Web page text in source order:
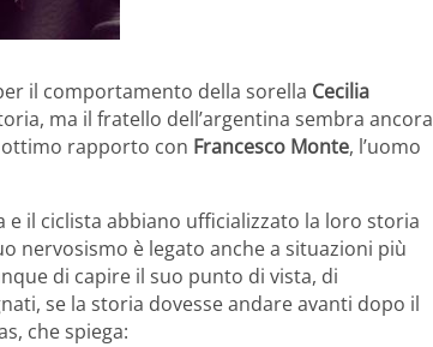
il comportamento della sorella Cecilia
ma il fratello dell’argentina sembra ancora
rapporto con Francesco Monte, l’uomo
e il ciclista abbiano ufficializzato la loro storia
nervosismo è legato anche a situazioni più
di capire il suo punto di vista, di
se la storia dovesse andare avanti dopo il
che spiega: